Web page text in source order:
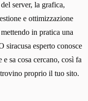
server, la grafica,
e ottimizzazione
in pratica una
siracusa esperto conosce
sa cosa cercano, così fa
proprio il tuo sito.